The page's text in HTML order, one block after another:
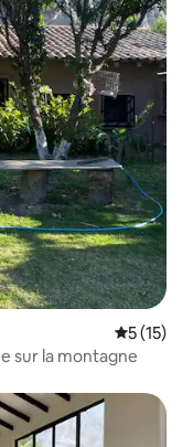
5 (15)
sur la montagne